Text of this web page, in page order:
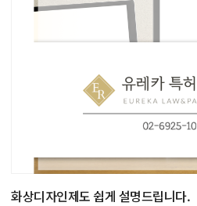
화상디자인제도 쉽게 설명드립니다.